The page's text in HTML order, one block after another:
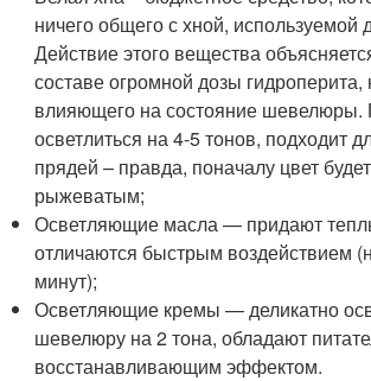
ничего общего с хной, используемой
Действие этого вещества
составе огромной дозы гидроперита,
влияющего на состояние шевелюры.
осветлиться на 4-5 тонов, подходит
прядей – правда, поначалу цвет
рыжеватым;
Осветляющие масла — придают
отличаются быстрым воздействием
минут);
Осветляющие кремы — деликатно
шевелюру на 2 тона, обладают
восстанавливающим эффектом.